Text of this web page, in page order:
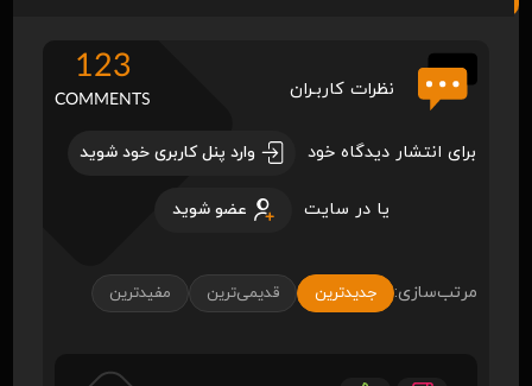
نظرات کاربـران
123
COMMENTS
برای انتشار دیدگاه خود وارد پنل کاربری خود شوید
یا در سایت عضو شوید
مرتب‌سازی: جدیدترین قدیمی‌ترین مفیدترین